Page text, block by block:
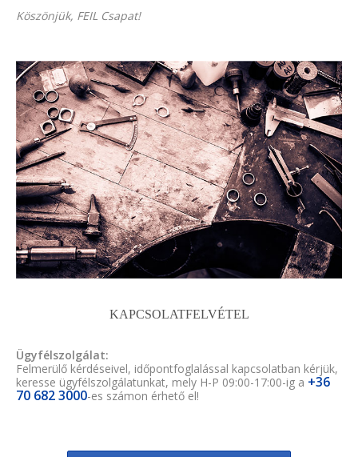
Köszönjük, FEIL Csapat!
KAPCSOLATFELVÉTEL
Ügyfélszolgálat:
Felmerülő kérdéseivel, időpontfoglalással kapcsolatban kérjük,
keresse ügyfélszolgálatunkat, mely H-P 09:00-17:00-ig a +36
70 682 3000-es számon érhető el!